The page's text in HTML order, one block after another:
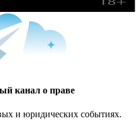
канал о праве
и юридических событиях.